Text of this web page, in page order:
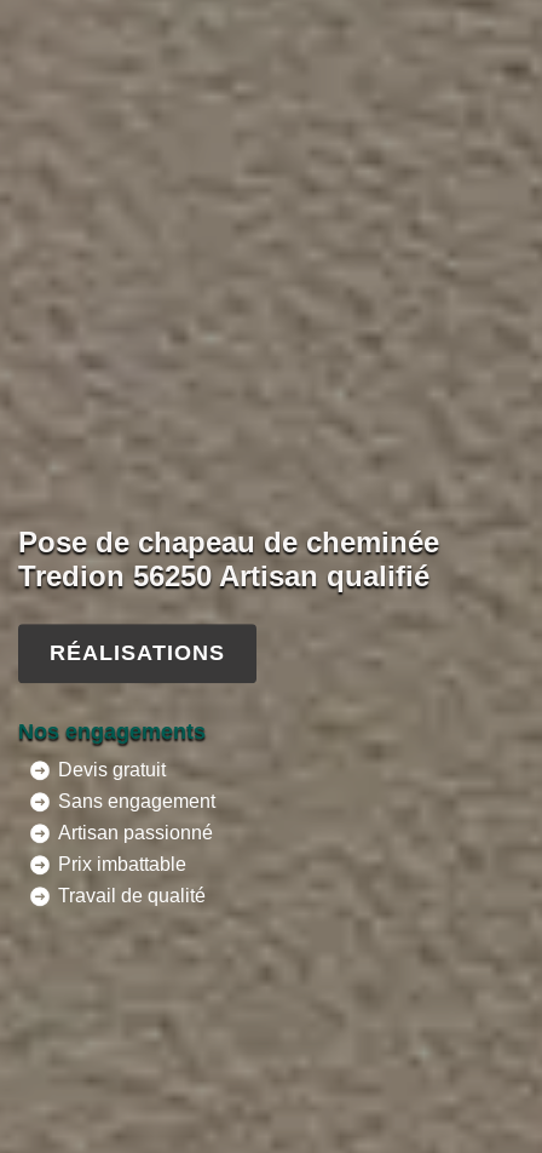
Pose de chapeau de cheminée
Tredion 56250 Artisan qualifié
RÉALISATIONS
Nos engagements
Devis gratuit
Sans engagement
Artisan passionné
Prix imbattable
Travail de qualité